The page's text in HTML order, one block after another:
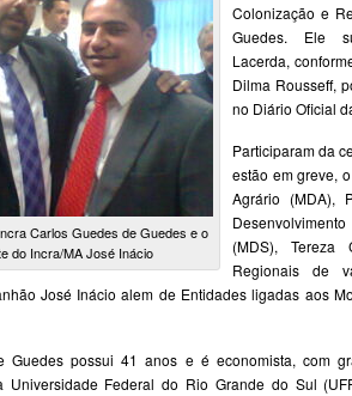
Carlos Guedes de Guedes e o
do Incra/MA José Inácio
Colonização e
Guedes. Ele
Lacerda,
Dilma Rousseff,
no Diário Oficial
Participaram da
estão em greve,
Agrário (MDA),
(MDS), Tereza
Regionais de
José Inácio alem de Entidades ligadas aos
Guedes possui 41 anos e é economista, com
Universidade Federal do Rio Grande do Sul